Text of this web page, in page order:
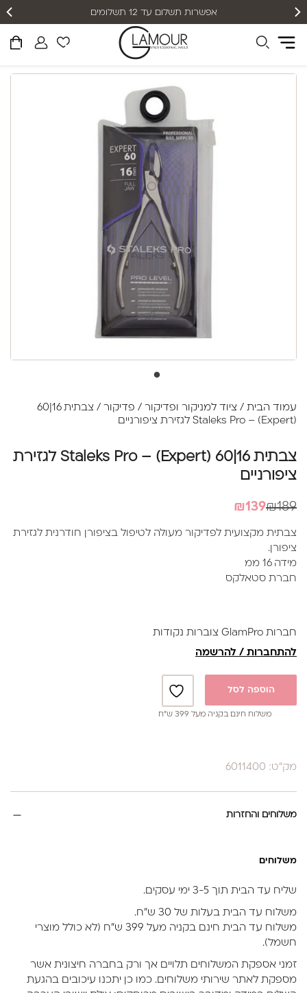
אפשרות תשלום עד 12 תשלומים
עמוד הבית / ציוד למניקור ופדיקור / פדיקור
/ צבתית 16|60
Staleks Pro – (Expert) לגזירת ציפורניים
צבתית 16|60 Staleks Pro – (Expert) לגזירת
ציפורניים
₪189
המחיר
₪189.
₪139המחיר
₪139.
צבתית מקצועית לפדיקור מעולה לטיפול בציפורן חודרנית לגזירת
ציפורן.
מידה 16 ממ
חברת סטאלקס
חברות GlamPro צוברות נקודות
להתחברות / להרשמה
הוספה לסל
משלוח חינם בקניה מעל 399 ש”ח
מק"ט: 6011400
משלוחים והחזרות
משלוחים
שליח עד הבית תוך 3-5 ימי עסקים.
משלוח עד הבית בעלות של 30 ש״ח.
משלוח עד הבית חינם בקניה מעל 399 ש״ח (לא כולל מוצרי
חשמל).
זמני אספקת המשלוחים תלויים אך ורק בחברה חיצונית אשר
מספקת לאתר שירותי משלוחים. כמו כן יתכנו עיכובים בהגעת